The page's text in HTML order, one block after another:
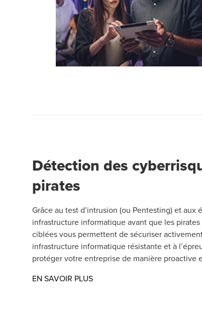
Détection des
pirates
Grâce au test d’intrusion (ou Pentesting) et
infrastructure informatique avant que les
ciblées vous permettent de sécuriser
infrastructure informatique résistante et à
protéger votre entreprise de manière proactive
EN SAVOIR PLUSOpens in a new window/tab